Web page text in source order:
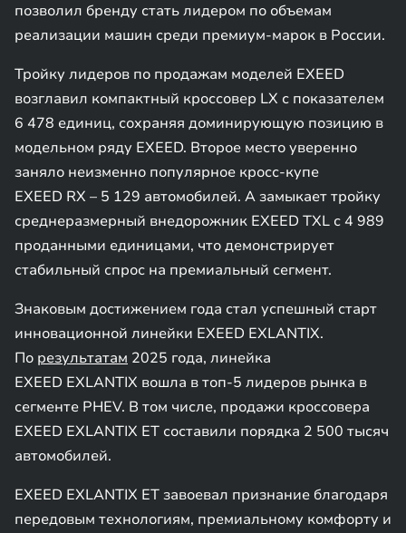
позволил бренду стать лидером по объемам
реализации машин среди премиум-марок в России.
Тройку лидеров по продажам моделей EXEED
возглавил компактный кроссовер LX с показателем
6 478 единиц, сохраняя доминирующую позицию в
модельном ряду EXEED. Второе место уверенно
заняло неизменно популярное кросс-купе
EXEED RX – 5 129 автомобилей. А замыкает тройку
среднеразмерный внедорожник EXEED TXL с 4 989
проданными единицами, что демонстрирует
стабильный спрос на премиальный сегмент.
Знаковым достижением года стал успешный старт
инновационной линейки EXEED EXLANTIX.
По результатам 2025 года, линейка
EXEED EXLANTIX вошла в топ-5 лидеров рынка в
сегменте PHEV. В том числе, продажи кроссовера
EXEED EXLANTIX ET составили порядка 2 500 тысяч
автомобилей.
EXEED EXLANTIX ET завоевал признание благодаря
передовым технологиям, премиальному комфорту и